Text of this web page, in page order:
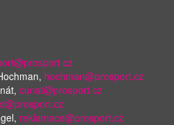
hochman@prosport.cz
cunat@prosport.cz
reklamace@prosport.cz